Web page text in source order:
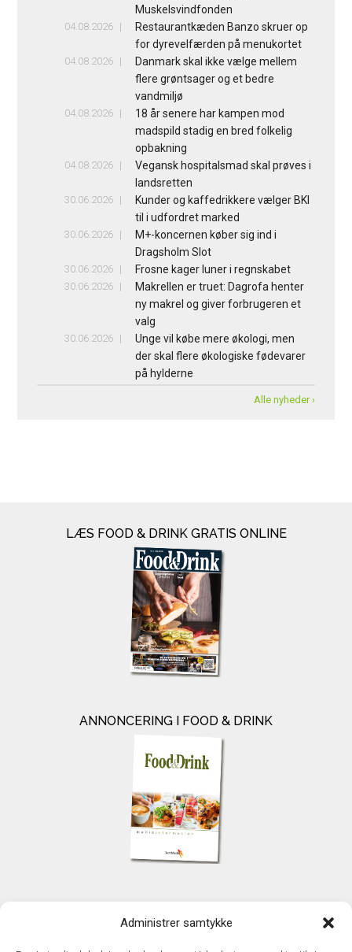
Administrer samtykke
Muskelsvindfonden
04.08.2026
Restaurantkæden Banzo skruer op
for dyrevelfærden på menukortet
04.08.2026
Danmark skal ikke vælge mellem
flere grøntsager og et bedre
vandmiljø
04.08.2026
18 år senere har kampen mod
madspild stadig en bred folkelig
opbakning
04.08.2026
Vegansk hospitalsmad skal prøves i
landsretten
30.06.2026
Kunder og kaffedrikkere vælger BKI
til i udfordret marked
30.06.2026
M+-koncernen køber sig ind i
Dragsholm Slot
30.06.2026 Frosne kager luner i regnskabet
30.06.2026
Makrellen er truet: Dagrofa henter
ny makrel og giver forbrugeren et
valg
30.06.2026
Unge vil købe mere økologi, men
der skal flere økologiske fødevarer
på hylderne
Alle nyheder ›
LÆS FOOD & DRINK GRATIS ONLINE
ANNONCERING I FOOD & DRINK
TechMedia A/S